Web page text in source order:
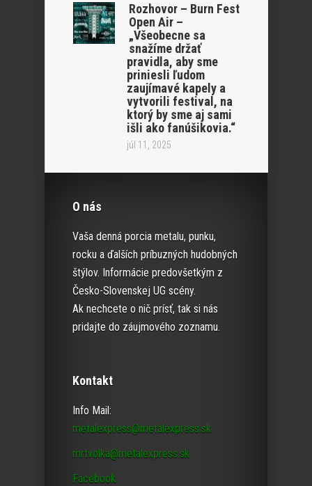
Rozhovor – Burn Fest
Open Air –
„Všeobecne sa
snažíme držať
pravidla, aby sme
priniesli ľudom
zaujímavé kapely a
vytvorili festival, na
ktorý by sme aj sami
išli ako fanúšikovia.“
júl 11, 2025
O nás
Vaša denná porcia metalu, punku,
rocku a ďalších príbuzných hudobných
štýlov. Informácie predovšetkým z
Česko-Slovenskej UG scény.
Ak nechcete o nič prísť, tak si nás
pridajte do záujmového zoznamu.
Kontakt
Info Mail:
metalexpress@metalexpress.sk
mrtvolka@metalexpress.sk
Facebook